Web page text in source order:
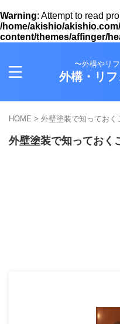
Warning: Attempt to read
/home/akishio/
content/themes/affinger/
〜外構やリ
外構・リ
HOME > 外壁塗装で知っておく
外壁塗装で知っておく